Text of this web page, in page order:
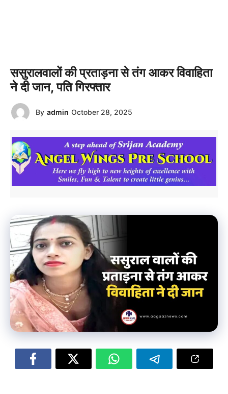
ससुरालवालों की प्रताड़ना से तंग आकर विवाहिता
ने दी जान, पति गिरफ्तार
By admin October 28, 2025